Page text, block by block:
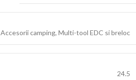
Accesorii camping, Multi-tool EDC si breloc
24.5